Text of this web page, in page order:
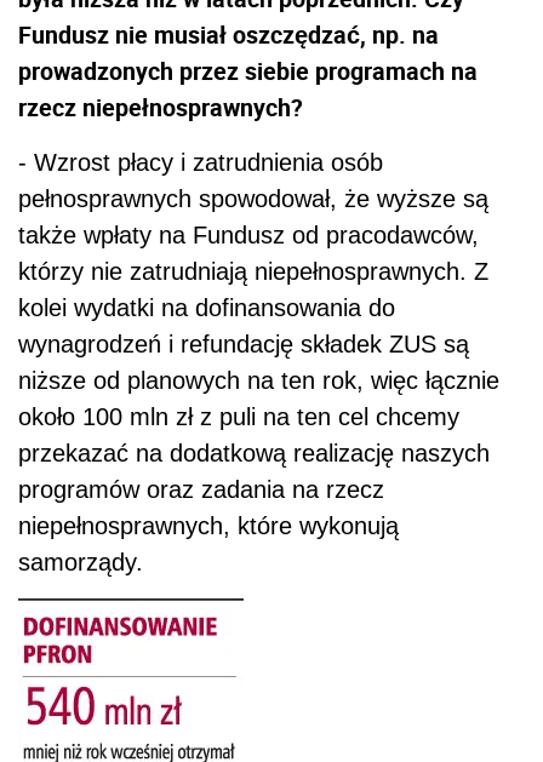
Fundusz nie musiał oszczędzać, np. na
prowadzonych przez siebie programach na
rzecz niepełnosprawnych?
- Wzrost płacy i zatrudnienia osób
pełnosprawnych spowodował, że wyższe są
także wpłaty na Fundusz od pracodawców,
którzy nie zatrudniają niepełnosprawnych. Z
kolei wydatki na dofinansowania do
wynagrodzeń i refundację składek ZUS są
niższe od planowych na ten rok, więc łącznie
około 100 mln zł z puli na ten cel chcemy
przekazać na dodatkową realizację naszych
programów oraz zadania na rzecz
niepełnosprawnych, które wykonują
samorządy.